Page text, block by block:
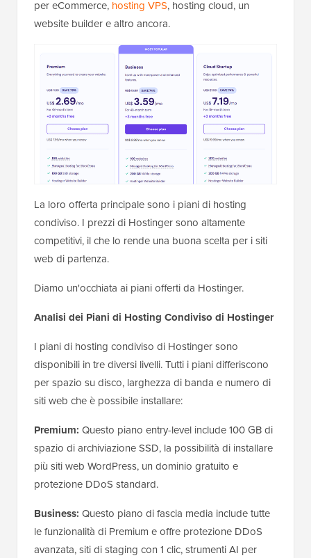
per eCommerce, hosting VPS, hosting cloud, un
website builder e altro ancora.
La loro offerta principale sono i piani di hosting
condiviso. I prezzi di Hostinger sono altamente
competitivi, il che lo rende una buona scelta per i siti
web di partenza.
Diamo un'occhiata ai piani offerti da Hostinger.
Analisi dei Piani di Hosting Condiviso di Hostinger
I piani di hosting condiviso di Hostinger sono
disponibili in tre diversi livelli. Tutti i piani differiscono
per spazio su disco, larghezza di banda e numero di
siti web che è possibile installare:
Premium: Questo piano entry-level include 100 GB di
spazio di archiviazione SSD, la possibilità di installare
più siti web WordPress, un dominio gratuito e
protezione DDoS standard.
Business: Questo piano di fascia media include tutte
le funzionalità di Premium e offre protezione DDoS
avanzata, siti di staging con 1 clic, strumenti AI per